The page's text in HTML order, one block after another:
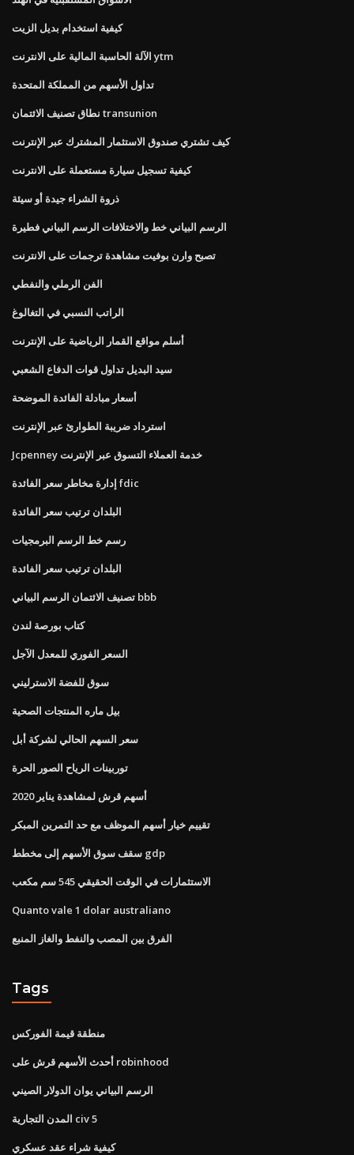
كيفية استخدام بديل الزيت
الآلة الحاسبة المالية على الانترنت ytm
تداول الأسهم من المملكة المتحدة
نطاق تصنيف الائتمان transunion
كيف تشتري صندوق الاستثمار المشترك عبر الإنترنت
كيفية تسجيل سيارة مستعملة على الانترنت
ذروة الشراء جيدة أو سيئة
الرسم البياني خط والاختلافات الرسم البياني فطيرة
تصبح وارن بوفيت مشاهدة ترجمات على الانترنت
الفن الرملي والنفطي
الراتب النسبي في التغالوغ
أسلم مواقع القمار الرياضية على الإنترنت
سيد البديل تداول قوات الدفاع الشعبي
أسعار مبادلة الفائدة الموضحة
استرداد ضريبة الطوارئ عبر الإنترنت
Jcpenney خدمة العملاء التسوق عبر الإنترنت
إدارة مخاطر سعر الفائدة fdic
البلدان ترتيب سعر الفائدة
رسم خط الرسم البرمجيات
البلدان ترتيب سعر الفائدة
تصنيف الائتمان الرسم البياني bbb
كتاب بورصة لندن
السعر الفوري للمعدل الآجل
سوق للفضة الاسترليني
بيل ماره المنتجات الصحية
سعر السهم الحالي لشركة أبل
توربينات الرياح الصور الحرة
أسهم قرش لمشاهدة يناير 2020
تقييم خيار أسهم الموظف مع حد التمرين المبكر
سقف سوق الأسهم إلى مخطط gdp
الاستثمارات في الوقت الحقيقي 545 سم مكعب
Quanto vale 1 dolar australiano
الفرق بين المصب والنفط والغاز المنبع
Tags
منطقة قيمة الفوركس
أحدث الأسهم قرش على robinhood
الرسم البياني يوان الدولار الصيني
المدن التجارية civ 5
كيفية شراء عقد عسكري